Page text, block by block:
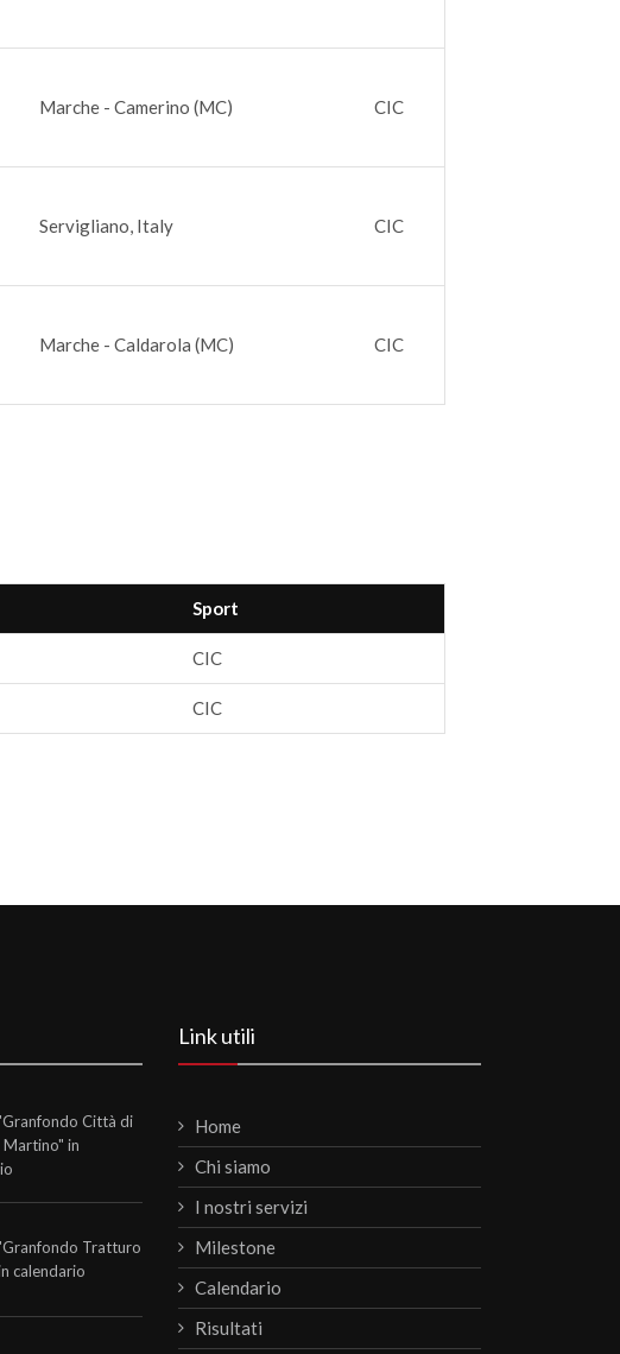
Marche - Camerino (MC) CIC
Servigliano, Italy CIC
Marche - Caldarola (MC) CIC
Sport
CIC
CIC
Città di
Martino" in
Tratturo
calendario
Link utili
Home
Chi siamo
I nostri servizi
Milestone
Calendario
Risultati